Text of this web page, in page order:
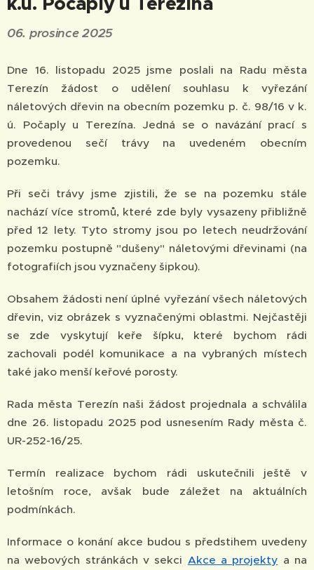
06. prosince 2025
Dne 16. listopadu 2025 jsme poslali na Radu města
Terezín žádost o udělení souhlasu k vyřezání
náletových dřevin na obecním pozemku p. č. 98/16 v k.
ú. Počaply u Terezína. Jedná se o navázání prací s
provedenou sečí trávy na uvedeném obecním
pozemku.
Při seči trávy jsme zjistili, že se na pozemku stále
nachází více stromů, které zde byly vysazeny přibližně
před 12 lety. Tyto stromy jsou po letech neudržování
pozemku postupně "dušeny" náletovými dřevinami (na
fotografiích jsou vyznačeny šipkou).
Obsahem žádosti není úplné vyřezání všech náletových
dřevin, viz obrázek s vyznačenými oblastmi. Nejčastěji
se zde vyskytují keře šípku, které bychom rádi
zachovali podél komunikace a na vybraných místech
také jako menší keřové porosty.
Rada města Terezín naši žádost projednala a schválila
dne 26. listopadu 2025 pod usnesením Rady města č.
UR-252-16/25.
Termín realizace bychom rádi uskutečnili ještě v
letošním roce, avšak bude záležet na aktuálních
podmínkách.
Informace o konání akce budou s předstihem uvedeny
na webových stránkách v sekci Akce a projekty a na